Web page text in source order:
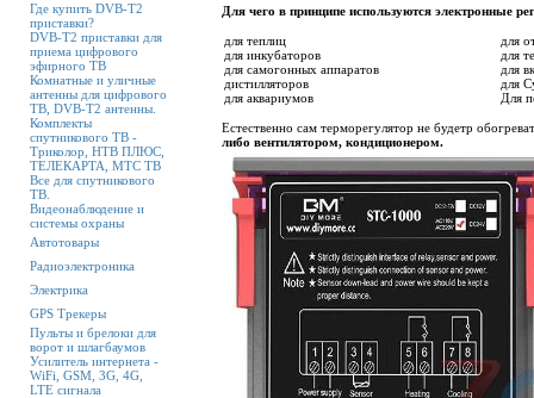
Где купить DVB-T2
приставки?
DVB-T2 приставки для
приема цифрового
эфирного ТВ
Комнатные и уличные
антенны для цифрового
ТВ, DVB-T2 антенны.
Комплекты
спутникового ТВ -
Триколор, НТВ ПЛЮС,
ТЕЛЕКАРТА, МТС ТВ
Все для спутникового
ТВ.
Видеонаблюдение и
системы охраны
Автотовары
Радиоэлектроника
Электрика
GPS Трекеры
Пульты и брелоки для
ворот и шлагбаумов
Усилитель интернета -
WiFi, GSM, 3G, 4G,
LTE сигнала
Для чего в принципе используются электронные
для теплиц
для инкубаторов
для самогонных аппаратов
дистилляторов
для аквариумов
для
для
для
для
Для
Естественно сам терморегулятор не будетр
либо вентилятором, кондиционером.